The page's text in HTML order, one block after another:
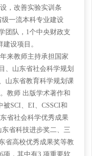
，改善实验实训条
一流本科专业建设
团队，1个中央财政支
设项目。
来教师主持承担国家
、山东省社会科学规划
山东省教育科学规划课
教师 出版学术著作和
SCI、EI、CSSCI和
省社会科学优秀成果
省科技进步奖二、三
省高校优秀成果奖等教
项，其中有3 项重要软